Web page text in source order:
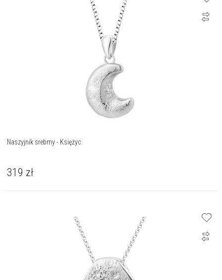
Naszyjnik srebrny - Księżyc
319 zł